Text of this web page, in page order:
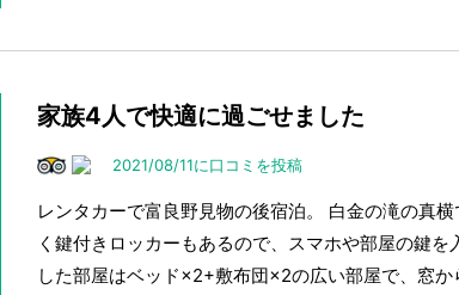
家族4人で快適に過ごせました
2021/08/11に口コミを投稿
レンタカーで富良野見物の後宿泊。 白金の滝の真
く鍵付きロッカーもあるので、スマホや部屋の鍵
した部屋はベッド×2+敷布団×2の広い部屋で、窓